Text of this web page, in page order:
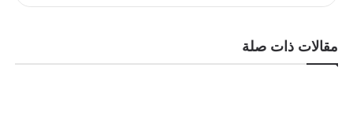
مقالات ذات صلة